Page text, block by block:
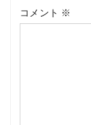
コメント ※